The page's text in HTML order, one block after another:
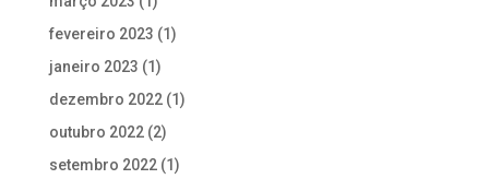
fevereiro 2023 (1)
janeiro 2023 (1)
dezembro 2022(1)
outubro 2022(2)
setembro 2022(1)